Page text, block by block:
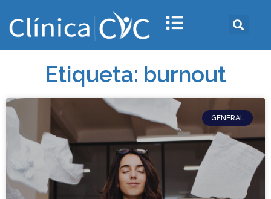
Etiqueta: burnout
GENERAL